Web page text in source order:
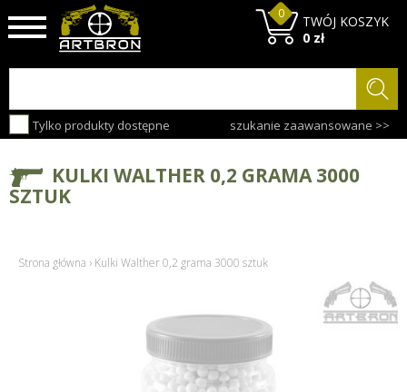
Tylko produkty dostępne szukanie zaawansowane >>
TWÓJ KOSZYK
0
0 zł
KULKI WALTHER 0,2 GRAMA 3000
SZTUK
Strona główna › Kulki Walther 0,2 grama 3000 sztuk